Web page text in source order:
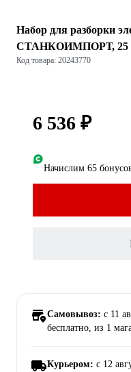
Набор для разборки
СТАНКОИМПОРТ, 25
Код товара: 20243770
6 536 ₽
Начислим 65
Самовывоз: c 11
бесплатно, из 1
Курьером: c 12